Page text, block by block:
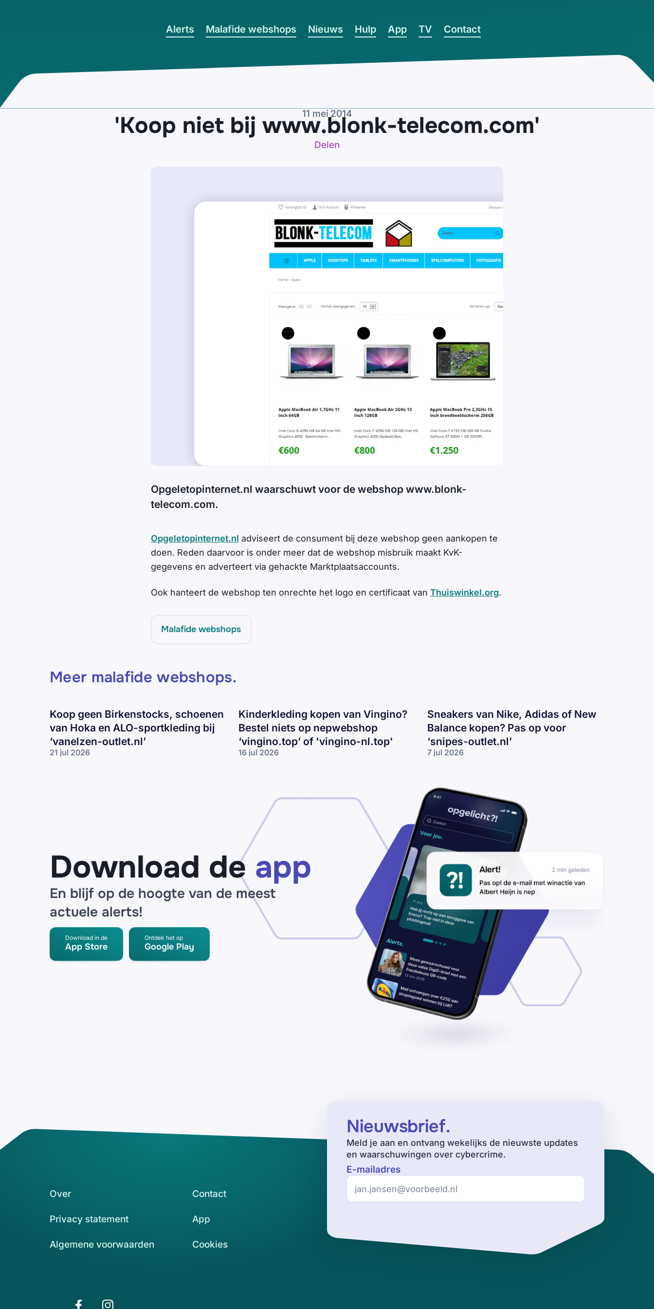
Alerts Malafide webshops Nieuws Hulp App TV Contact
11 mei 2014
'Koop niet bij www.blonk-telecom.com'
Delen
Opgeletopinternet.nl waarschuwt voor de webshop www.blonk-
telecom.com.
Opgeletopinternet.nl adviseert de consument bij deze webshop geen aankopen te
doen. Reden daarvoor is onder meer dat de webshop misbruik maakt KvK-
gegevens en adverteert via gehackte Marktplaatsaccounts.
Ook hanteert de webshop ten onrechte het logo en certificaat van Thuiswinkel.org.
Malafide webshops
Meer malafide webshops.
Koop geen Birkenstocks, schoenen
van Hoka en ALO-sportkleding bij
‘vanelzen-outlet.nl’
21 jul 2026
Kinderkleding kopen van Vingino?
Bestel niets op nepwebshop
‘vingino.top’ of 'vingino-nl.top'
16 jul 2026
nepwebshop
‘vingino.top’
of 'vingino-
nl.top'
Sneakers van Nike, Adidas of New
Balance kopen? Pas op voor
‘snipes-outlet.nl’
7 jul 2026
Adidas
of New
Balance
kopen?
Pas op
voor
‘snipes-
outlet.nl’
Download de app
En blijf op de hoogte van de meest
actuele alerts!
Download in de
App Store
Ontdek het op
Google Play
Nieuwsbrief.
Meld je aan en ontvang wekelijks de nieuwste updates
en waarschuwingen over cybercrime.
E-mailadres
Over Contact
Privacy statement App
Algemene voorwaarden Cookies